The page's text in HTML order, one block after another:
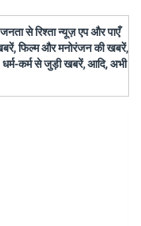
से रिश्ता न्यूज़ एप और पाएँ
फिल्म और मनोरंजन की खबरें,
कर्म से जुड़ी खबरें, आदि, अभी